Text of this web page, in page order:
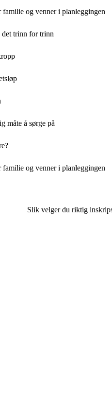
og venner i planleggingen
det trinn for trinn
måte å sørge på
og venner i planleggingen
Slik velger du riktig